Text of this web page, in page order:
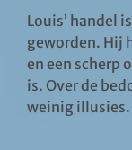
Louis’ handel
geworden. Hij
en een scherp
is. Over de
weinig illusies.